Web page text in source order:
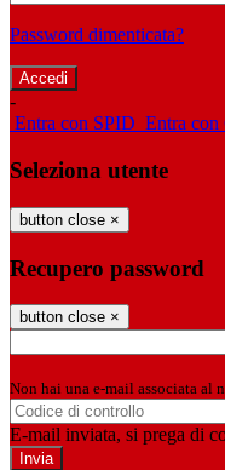
Password dimenticata?
-
Entra con SPID Entra con
Seleziona utente
button close ×
Recupero password
button close ×
Non hai una e-mail associata al
E-mail inviata, si prega di